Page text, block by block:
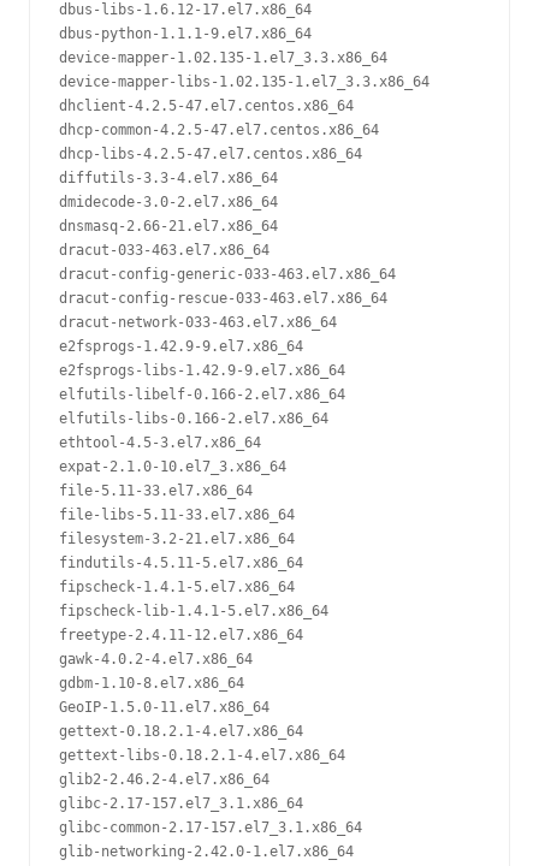
dbus-libs-1.6.12-17.el7.x86_64
dbus-python-1.1.1-9.el7.x86_64
device-mapper-1.02.135-1.el7_3.3.x86_64
device-mapper-libs-1.02.135-1.el7_3.3.x86_64
dhclient-4.2.5-47.el7.centos.x86_64
dhcp-common-4.2.5-47.el7.centos.x86_64
dhcp-libs-4.2.5-47.el7.centos.x86_64
diffutils-3.3-4.el7.x86_64
dmidecode-3.0-2.el7.x86_64
dnsmasq-2.66-21.el7.x86_64
dracut-033-463.el7.x86_64
dracut-config-generic-033-463.el7.x86_64
dracut-config-rescue-033-463.el7.x86_64
dracut-network-033-463.el7.x86_64
e2fsprogs-1.42.9-9.el7.x86_64
e2fsprogs-libs-1.42.9-9.el7.x86_64
elfutils-libelf-0.166-2.el7.x86_64
elfutils-libs-0.166-2.el7.x86_64
ethtool-4.5-3.el7.x86_64
expat-2.1.0-10.el7_3.x86_64
file-5.11-33.el7.x86_64
file-libs-5.11-33.el7.x86_64
filesystem-3.2-21.el7.x86_64
findutils-4.5.11-5.el7.x86_64
fipscheck-1.4.1-5.el7.x86_64
fipscheck-lib-1.4.1-5.el7.x86_64
freetype-2.4.11-12.el7.x86_64
gawk-4.0.2-4.el7.x86_64
gdbm-1.10-8.el7.x86_64
GeoIP-1.5.0-11.el7.x86_64
gettext-0.18.2.1-4.el7.x86_64
gettext-libs-0.18.2.1-4.el7.x86_64
glib2-2.46.2-4.el7.x86_64
glibc-2.17-157.el7_3.1.x86_64
glibc-common-2.17-157.el7_3.1.x86_64
glib-networking-2.42.0-1.el7.x86_64